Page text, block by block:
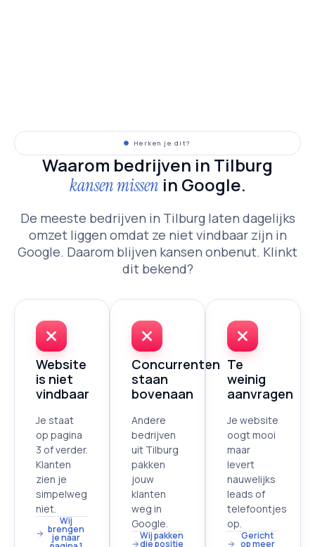
Herken je dit?
Waarom bedrijven in Tilburg
kansen missen in Google.
De meeste bedrijven in Tilburg laten dagelijks
omzet liggen omdat ze niet vindbaar zijn in
Google. Daarom blijven kansen onbenut. Klinkt
dit bekend?
Website
is niet
vindbaar
Je staat
op pagina
3 of verder.
Klanten
zien je
simpelweg
niet.
Wij
brengen
je naar
Concurrenten
staan
bovenaan
Andere
bedrijven
uit Tilburg
pakken
jouw
klanten
weg in
Google.
Wij pakken
die positie
Te
weinig
aanvragen
Je website
oogt mooi
maar
levert
nauwelijks
leads of
telefoontjes
op.
Gericht
op meer